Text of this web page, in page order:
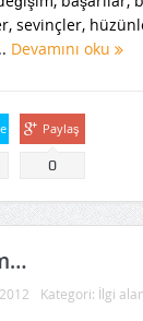
sevinçler,
Devamını oku
Paylaş
0
Kategori: İlgi